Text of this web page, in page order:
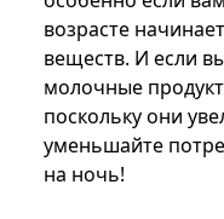
возрасте
веществ. И если
молочные
поскольку они
уменьшайте
на ночь!